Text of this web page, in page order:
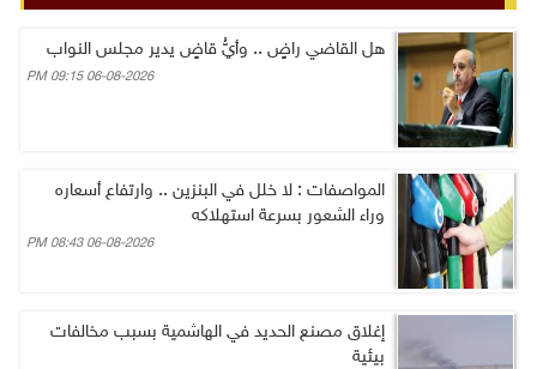
هل القاضي راضٍ .. وأيُّ قاضٍ يدير مجلس النواب
06-08-2026 09:15 PM
المواصفات : لا خلل في البنزين .. وارتفاع أسعاره
وراء الشعور بسرعة استهلاكه
06-08-2026 08:43 PM
إغلاق مصنع الحديد في الهاشمية بسبب مخالفات
بيئية